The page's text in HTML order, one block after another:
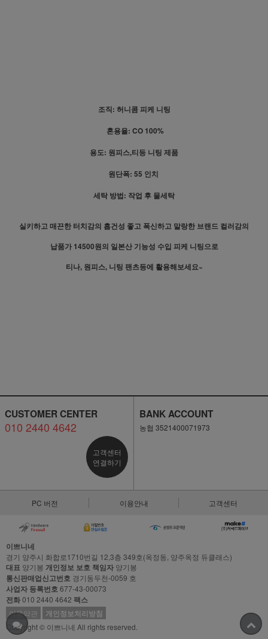
조직: 허니콤 피케 니팅
혼용율: CO 100%
용도: 원피스,티등 니팅 제품
원단폭: 55 인치
세탁 방법: 작업 후 물세탁
실키하고 매끈한 터치감의 흡건성 좋고 폭신하고 말랑한 브랜드 컬러감의
납품가 14500원의 일본산 기능성 수입 피케 니팅으로
티나, 원피스, 니팅 팬츠등에 활용해보세요~
CUSTOMER CENTER
010 2440 4642
고객센터
연결하기
BANK ACCOUNT
농협 3521400071973
PC 버전 이용안내 고객센터
이쁘니네
경기 양주시 화합로1710번길 12,3층 349호(옥정동, 양주옥정 듀클래스)
대표 양기봉 개인정보 보호 책임자 양기봉
통신판매업신고번호 경기동두천-0059 호
사업자 등록번호677-43-00073
전화010 2440 4642 팩스
이용약관 개인정보처리방침
Copyright © 이쁘니네 All rights reserved.